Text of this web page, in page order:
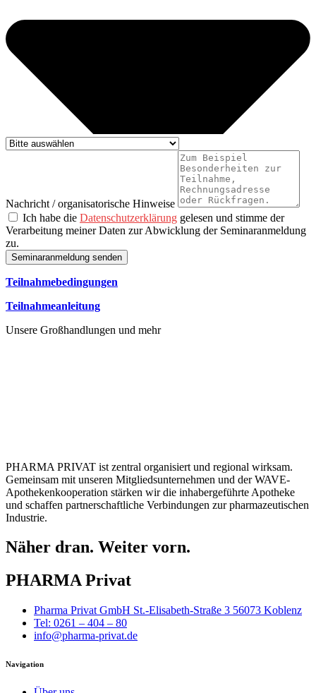
Nachricht / organisatorische Hinweise
Ich habe die Datenschutzerklärung gelesen und stimme der
Verarbeitung meiner Daten zur Abwicklung der Seminaranmeldung
zu.
Seminaranmeldung senden
Teilnahmebedingungen
Teilnahmeanleitung
Unsere Großhandlungen und mehr
PHARMA PRIVAT ist zentral organisiert und regional wirksam.
Gemeinsam mit unseren Mitgliedsunternehmen und der WAVE-
Apothekenkooperation stärken wir die inhabergeführte Apotheke
und schaffen partnerschaftliche Verbindungen zur pharmazeutischen
Industrie.
Näher dran. Weiter vorn.
PHARMA Privat
Pharma Privat GmbH St.-Elisabeth-Straße 3 56073 Koblenz
Tel: 0261 – 404 – 80
info@pharma-privat.de
Navigation